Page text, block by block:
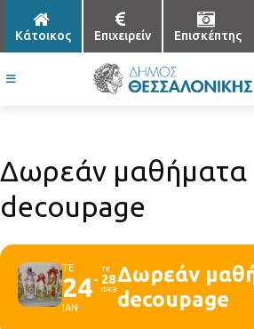
Κάτοικος Επιχειρείν Επισκέπτης
Δωρεάν μαθήματα
decoupage
ΤΕ
24
ΙΑΝ
ΤΕ
28
ΦΕΒ
Δωρεάν
decoupage